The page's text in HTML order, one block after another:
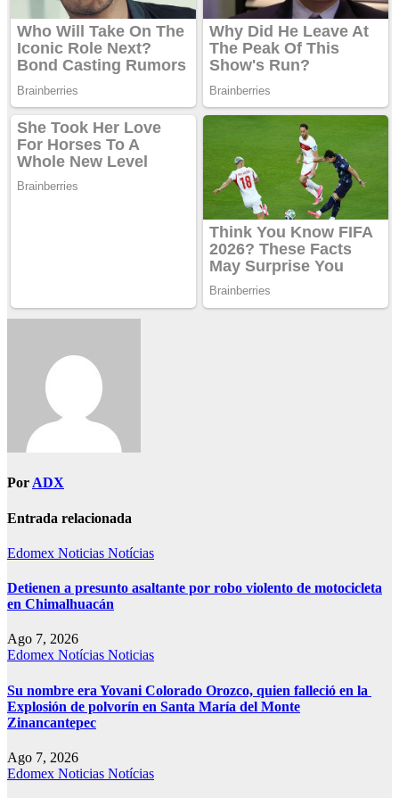
Por ADX
Entrada relacionada
Edomex Noticias Notícias
Detienen a presunto asaltante por robo violento de motocicleta
en Chimalhuacán
Ago 7, 2026
Edomex Notícias Noticias
Su nombre era Yovani Colorado Orozco, quien falleció en la
Explosión de polvorín en Santa María del Monte
Zinancantepec
Ago 7, 2026
Edomex Noticias Notícias